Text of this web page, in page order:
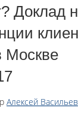
Доклад
Москве
Алексей Васильев